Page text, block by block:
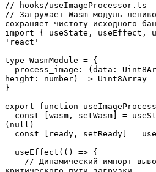
// hooks/useImageProcessor.ts
// Загружает Wasm-модуль
сохраняет чистоту исходного
import { useState, useEffect,
'react'
type WasmModule = {
height: number) => Uint8Array
}
export function
(null)